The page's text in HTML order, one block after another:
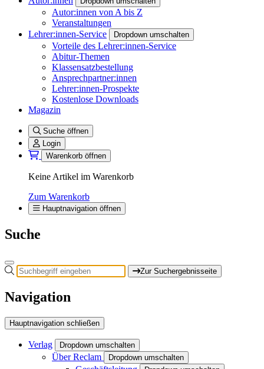
Autor:innen von A bis Z
Veranstaltungen
Lehrer:innen-Service
Dropdown umschalten
Vorteile des Lehrer:innen-Service
Abitur-Themen
Klassensatzbestellung
Ansprechpartner:innen
Lehrer:innen-Prospekte
Kostenlose Downloads
Magazin
Suche öffnen
Login
Warenkorb öffnen
Keine Artikel im Warenkorb
Zum Warenkorb
Hauptnavigation öffnen
Suche
Zur Suchergebnisseite
Navigation
Hauptnavigation schließen
Verlag Dropdown umschalten
Über Reclam Dropdown umschalten